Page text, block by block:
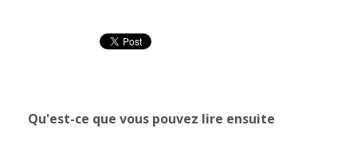
Qu'est-ce que vous pouvez lire ensuite